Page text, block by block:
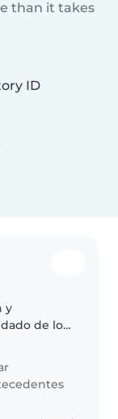
than it takes
ID
y
de los
mi
y